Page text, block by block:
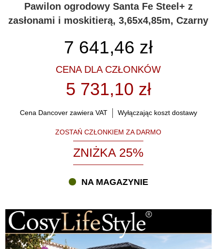
Pawilon ogrodowy Santa Fe Steel+ z
zasłonami i moskitierą, 3,65x4,85m, Czarny
7 641,46 zł
CENA DLA CZŁONKÓW
5 731,10 zł
Cena Dancover zawiera VAT Wyłączając koszt dostawy
ZOSTAŃ CZŁONKIEM ZA DARMO
ZNIŻKA 25%
NA MAGAZYNIE